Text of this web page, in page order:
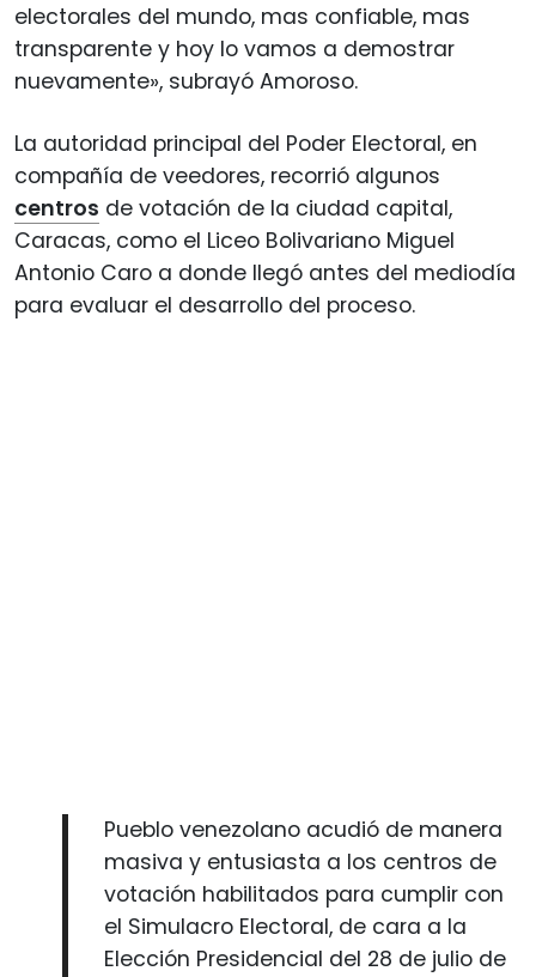
electorales del mundo, mas confiable, mas
transparente y hoy lo vamos a demostrar
nuevamente», subrayó Amoroso.
La autoridad principal del Poder Electoral, en
compañía de veedores, recorrió algunos
centros de votación de la ciudad capital,
Caracas, como el Liceo Bolivariano Miguel
Antonio Caro a donde llegó antes del mediodía
para evaluar el desarrollo del proceso.
Pueblo venezolano acudió de manera
masiva y entusiasta a los centros de
votación habilitados para cumplir con
el Simulacro Electoral, de cara a la
Elección Presidencial del 28 de julio de